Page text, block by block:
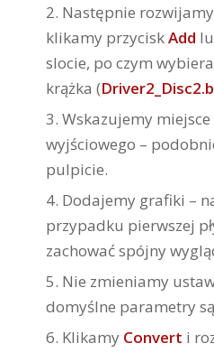
Następnie
klikamy przyciskAdd
slocie, po czym
krążka (
Wskazujemy
wyjściowego –
pulpicie.
Dodajemy grafiki –
przypadku pierwszej
zachować spójny
Nie zmieniamy
domyślne parametry
Klikamy Convert i